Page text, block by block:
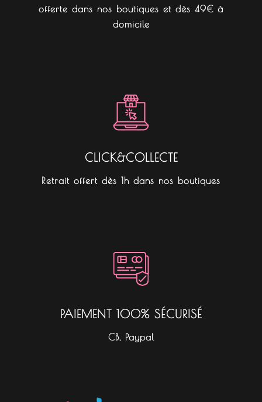
offerte dans nos boutiques et dès 49€ à
domicile
CLICK&COLLECTE
Retrait offert dès 1h dans nos boutiques
PAIEMENT 100% SÉCURISÉ
CB, Paypal